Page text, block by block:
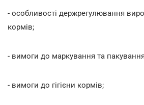
- особливості держрегулювання
кормів;
- вимоги до маркування та
- вимоги до гігієни кормів;